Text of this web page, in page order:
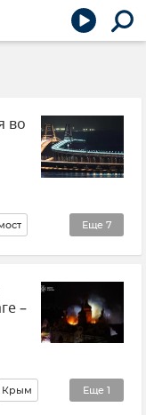
во
Еще 7
–
Еще 1
Крым